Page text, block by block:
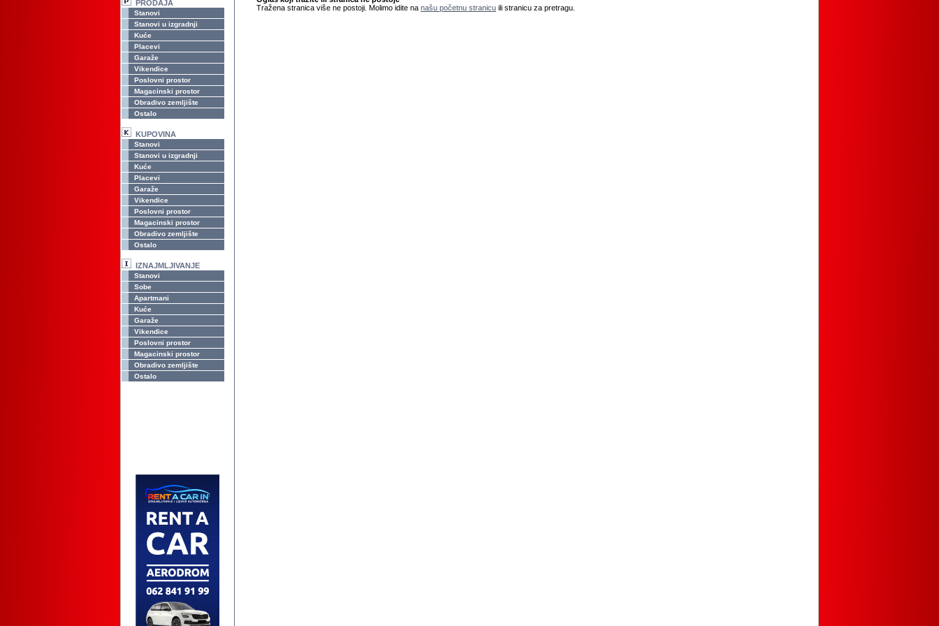
PRODAJA
Stanovi
Stanovi u izgradnji
Kuće
Placevi
Garaže
Vikendice
Poslovni prostor
Magacinski prostor
Obradivo zemljište
Ostalo
KUPOVINA
Stanovi
Stanovi u izgradnji
Kuće
Placevi
Garaže
Vikendice
Poslovni prostor
Magacinski prostor
Obradivo zemljište
Ostalo
IZNAJMLJIVANJE
Stanovi
Sobe
Apartmani
Kuće
Garaže
Vikendice
Poslovni prostor
Magacinski prostor
Obradivo zemljište
Ostalo
Tražena stranica više ne postoji. Molimo idite na našu početnu stranicu ili stranicu za pretragu.